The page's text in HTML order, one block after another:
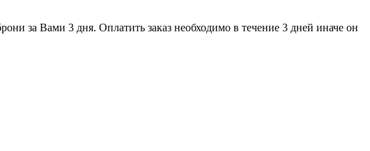
за Вами 3 дня. Оплатить заказ необходимо в течение 3 дней иначе он